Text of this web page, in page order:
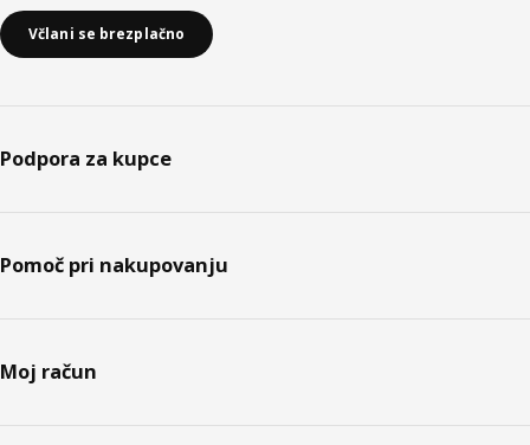
Včlani se brezplačno
Podpora za kupce
Pomoč pri nakupovanju
Moj račun